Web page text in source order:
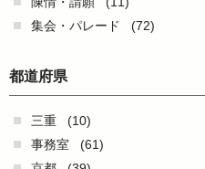
集会・パレード
(72)
都道府県
三重
(10)
事務室
(61)